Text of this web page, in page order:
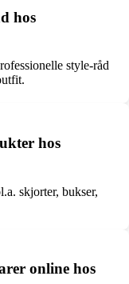
hos
style-råd
hos
skjorter, bukser,
online hos